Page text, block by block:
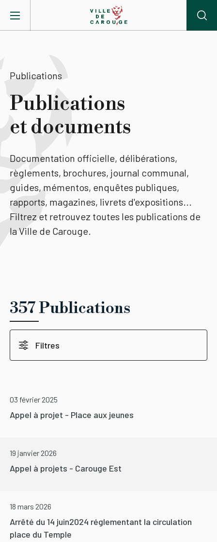
Mairie
Vie pratique
Actualités
Agenda
Lieux
CAROUGE SE CONSTRUIT
Publications
Publications
et documents
Documentation officielle, délibérations,
règlements, brochures, journal communal,
guides, mémentos, enquêtes publiques,
rapports, magazines, livrets d'expositions...
Filtrez et retrouvez toutes les publications de
la Ville de Carouge.
357 Publications
Filtres
Appel à projet - Place aux jeunes
03 février 2025
Appel à projets - Carouge Est
19 janvier 2026
Arrêté du 14 juin2024 réglementant la circulation
place du Temple
18 mars 2026